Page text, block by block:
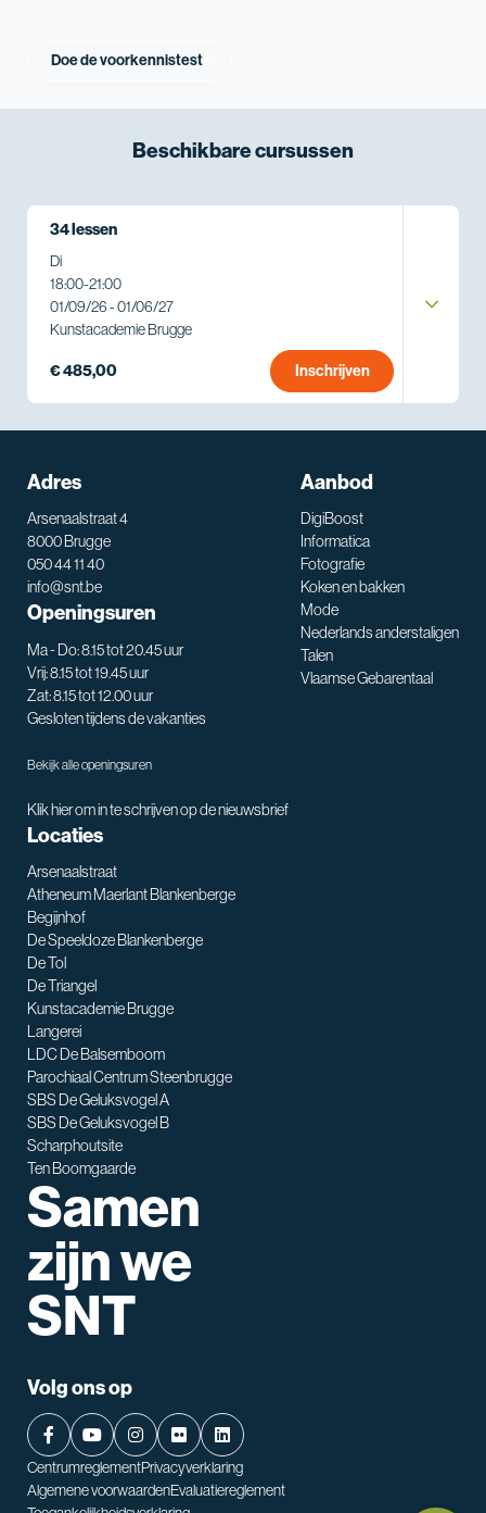
Doe de voorkennistest
Beschikbarecursussen
34 lessen
Di
18:00-21:00
01/09/26 - 01/06/27
Kunstacademie Brugge
€ 485,00 Inschrijven
Adres
Arsenaalstraat 4
8000 Brugge
050 44 11 40
info@snt.be
Openingsuren
Ma - Do: 8.15 tot 20.45 uur
Vrij: 8.15 tot 19.45 uur
Zat: 8.15 tot 12.00 uur
Gesloten tijdens de vakanties
Bekijk alle openingsuren
Klik hier om in te schrijven op de nieuwsbrief
Aanbod
DigiBoost
Informatica
Fotografie
Koken en bakken
Mode
Nederlands anderstaligen
Talen
Vlaamse Gebarentaal
Locaties
Arsenaalstraat
Atheneum Maerlant Blankenberge
Begijnhof
De Speeldoze Blankenberge
De Tol
De Triangel
Kunstacademie Brugge
Langerei
LDC De Balsemboom
Parochiaal Centrum Steenbrugge
SBS De Geluksvogel A
SBS De Geluksvogel B
Scharphoutsite
Ten Boomgaarde
Samen
zijn we
SNT
Volg ons op
CentrumreglementPrivacyverklaring
Algemene voorwaardenEvaluatiereglement
SNT assistent
Waarmee kan ik je helpen?